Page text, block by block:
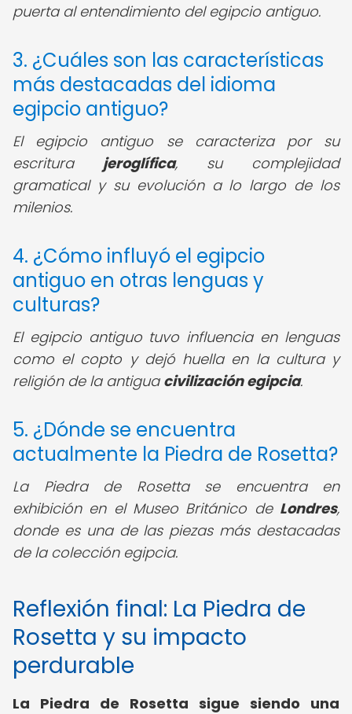
puerta al entendimiento del egipcio antiguo.
3. ¿Cuáles son las características
más destacadas del idioma
egipcio antiguo?
El egipcio antiguo se caracteriza por su
escritura jeroglífica, su complejidad
gramatical y su evolución a lo largo de los
milenios.
4. ¿Cómo influyó el egipcio
antiguo en otras lenguas y
culturas?
El egipcio antiguo tuvo influencia en lenguas
como el copto y dejó huella en la cultura y
religión de la antigua civilización egipcia.
5. ¿Dónde se encuentra
actualmente la Piedra de Rosetta?
La Piedra de Rosetta se encuentra en
exhibición en el Museo Británico de Londres,
donde es una de las piezas más destacadas
de la colección egipcia.
Reflexión final: La Piedra de
Rosetta y su impacto
perdurable
La Piedra de Rosetta sigue siendo una